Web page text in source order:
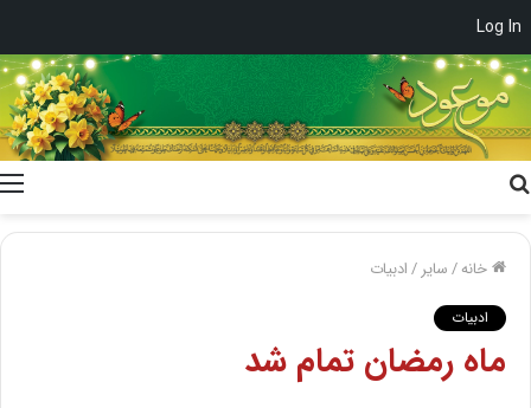
Log In
خانه/سایر /ادبیات
ادبیات
ماه رمضان تمام شد